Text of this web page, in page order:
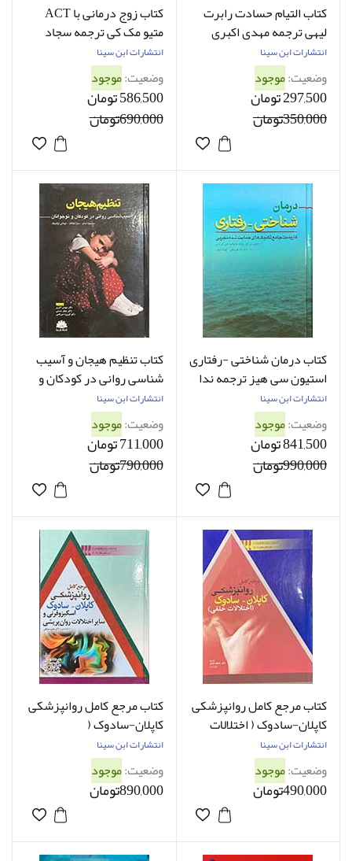
کتاب التیام حسادت رابرت
لیهی ترجمه مهدی اکبری
انتشارات ابن سینا
وضعیت:موجود
297,500 تومان
350,000تومان
کتاب زوج درمانی با ACT
متیو مک کی ترجمه سجاد
پناهی فر
انتشارات ابن سینا
وضعیت:موجود
586,500 تومان
690,000تومان
کتاب درمان شناختی -رفتاری
استیون سی هیز ترجمه ندا
علی بیگی
انتشارات ابن سینا
وضعیت:موجود
841,500 تومان
990,000تومان
کتاب تنظیم هیجان و آسیب
شناسی روانی در کودکان و
نوجوانان سیسیلیا اسائو
ترجمه مهدی اکبری و دیگران
انتشارات ابن سینا
وضعیت:موجود
711,000 تومان
790,000تومان
کتاب مرجع کامل روانپزشکی
کاپلان-سادوک ( اختلالات
خلقی ) ترجمه عاطفه کمالو
انتشارات ابن سینا
وضعیت:موجود
490,000تومان
کتاب مرجع کامل روانپزشکی
کاپلان-سادوک (
اسکیزوفرنی و سایر اختلالات
روانپریشی ) ترجمه عاطفه
زندی فر
انتشارات ابن سینا
وضعیت:موجود
890,000تومان